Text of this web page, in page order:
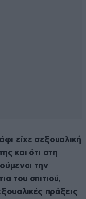
είχε σεξουαλική
και ότι στη
την
του σπιτιού,
πράξεις